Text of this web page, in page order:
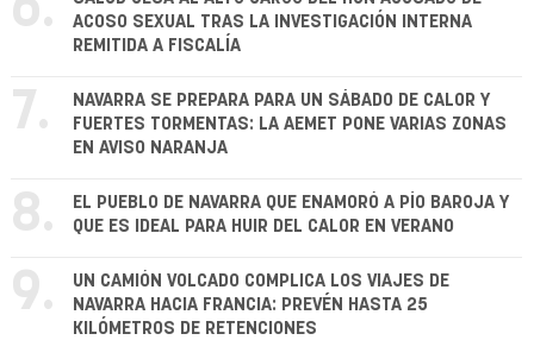
6.
ACOSO SEXUAL TRAS LA INVESTIGACIÓN INTERNA
REMITIDA A FISCALÍA
7.
NAVARRA SE PREPARA PARA UN SÁBADO DE CALOR Y
FUERTES TORMENTAS: LA AEMET PONE VARIAS ZONAS
EN AVISO NARANJA
8.
EL PUEBLO DE NAVARRA QUE ENAMORÓ A PÍO BAROJA Y
QUE ES IDEAL PARA HUIR DEL CALOR EN VERANO
9.
UN CAMIÓN VOLCADO COMPLICA LOS VIAJES DE
NAVARRA HACIA FRANCIA: PREVÉN HASTA 25
KILÓMETROS DE RETENCIONES